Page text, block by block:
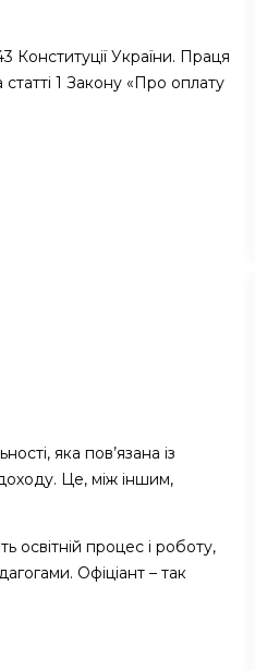
України. Праця
1 Закону «Про оплату
яка пов’язана із
Це, між іншим,
освітній процес і роботу,
Офіціант – так